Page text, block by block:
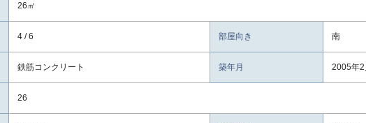
26㎡
4 / 6 部屋向き 南
鉄筋コンクリート 築年月 2005年2
26